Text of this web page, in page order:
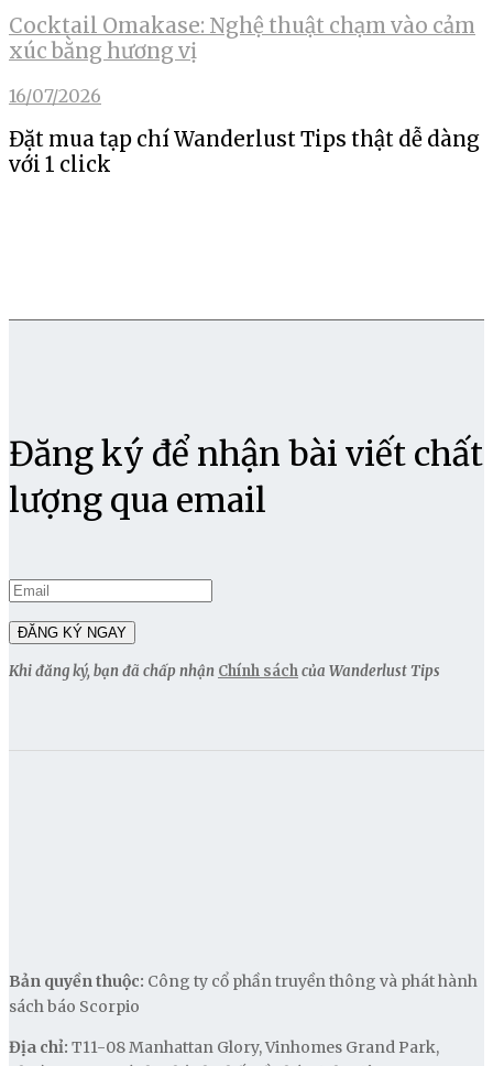
Cocktail Omakase: Nghệ thuật chạm vào cảm
xúc bằng hương vị
16/07/2026
Đặt mua tạp chí Wanderlust Tips thật dễ dàng
với 1 click
Đăng ký để nhận bài viết chất
lượng qua email
Khi đăng ký, bạn đã chấp nhận Chính sáchcủa Wanderlust Tips
Bản quyền thuộc: Công ty cổ phần truyền thông và phát hành
sách báo Scorpio
Địa chỉ: T11-08 Manhattan Glory, Vinhomes Grand Park,